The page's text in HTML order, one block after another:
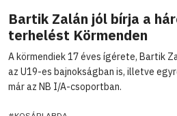
Bartik Zalán jól bírja a
terhelést Körmenden
A körmendiek 17 éves ígérete, Bartik
az U19-es bajnokságban is, illetve
már az NB I/A-csoportban.